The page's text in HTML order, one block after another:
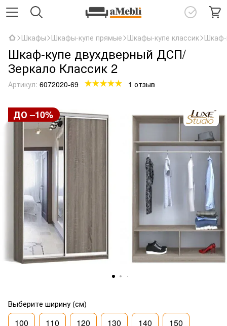
Шкафы Шкафы-купе прямые Шкафы-купе классик Шкаф-
Шкаф-купе двухдверный ДСП/
Зеркало Классик 2
Артикул: 6072020-69 1 отзыв
ДО –10%
Выберите ширину (см)
100 110 120 130 140 150